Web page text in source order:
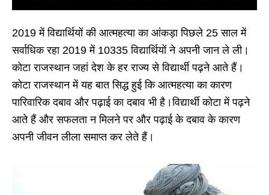
2019 में विद्यार्थियों की आत्महत्या का आंकड़ा पिछले 25 साल में
सर्वाधिक रहा 2019 में 10335 विद्यार्थियों ने अपनी जान ले ली।
कोटा राजस्थान जहां देश के हर राज्य से विद्यार्थी पढ़ने आते हैं।
कोटा राजस्थान में यह बात सिद्ध हुई कि आत्महत्या का कारण
पारिवारिक दबाव और पढ़ाई का दबाव भी है।विद्यार्थी कोटा में पढ़ने
आते हैं और सफलता न मिलने पर और पढ़ाई के दबाव के कारण
अपनी जीवन लीला समाप्त कर लेते हैं।